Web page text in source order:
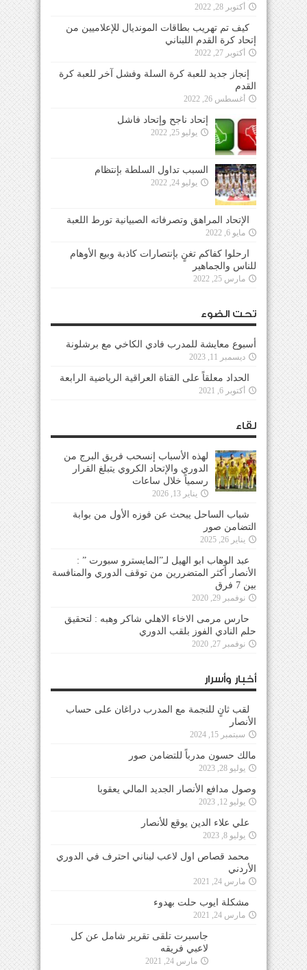
أكتوبر 28, 2022
كيف تم تهريب بطاقات المونديال للإعلاميين من
إتحاد كرة القدم اللبناني
أكتوبر 27, 2022
إنجاز جديد للعبة كرة السلة وفشل آخر للعبة كرة
القدم
أغسطس 26, 2022
إتحاد ناجح وإتحاد فاشل
يوليو 25, 2022
السبب تداول السلطة بإنتظام
يوليو 24, 2022
الإتحاد المراهق وتصرفاته الصبيانية تورط اللعبة
مايو 6, 2022
ارحلوا كفاكم تغنٍ بإنتصارات كاذبة وبيع الأوهام
للناس والجماهير
مارس 25, 2022
تحت الضوء
أسبوع معايشة للمدرب فادي الكاخي مع برشلونة
ديسمبر 11, 2023
الحداد معلقاً على القناة العراقية الرياضية الرابعة
أكتوبر 6, 2021
لقاء
لهذه الأسباب إنسحب فريق البرج من
الدوري والإتحاد الكروي يتبلغ القرار
رسمياً خلال ساعات
يناير 13, 2026
شباب الساحل يبحث عن فوزه الأول من بوابة
التضامن صور
يناير 26, 2025
عبد الوهاب ابو الهيل لـ”المايسترو سبورت ” :
الأنصار أكثر المتضررين من توقف الدوري والمنافسة
بين 7 فرق
نوفمبر 29, 2020
حارس مرمى الاخاء الاهلي شاكر وهبه : لتحقيق
حلم النادي الفوز بلقب الدوري
نوفمبر 27, 2020
أخبار وأسرار
لقب ثانٍ للنجمة مع المدرب دراغان على حساب
الأنصار
سبتمبر 15, 2024
مالك حسون مدرباً للتضامن صور
يوليو 28, 2023
وصول مدافع الأنصار الجديد المالي يعقوبا
يوليو 12, 2023
علي علاء الدين يوقع للأنصار
يوليو 8, 2023
محمد قصاص اول لاعب لبناني احترف في الدوري
الأردني
مارس 24, 2021
مشكلة ايوب حلت بهدوء
مارس 24, 2021
جاسبرت تلقى تقرير شامل عن كل لاعبي فريقه